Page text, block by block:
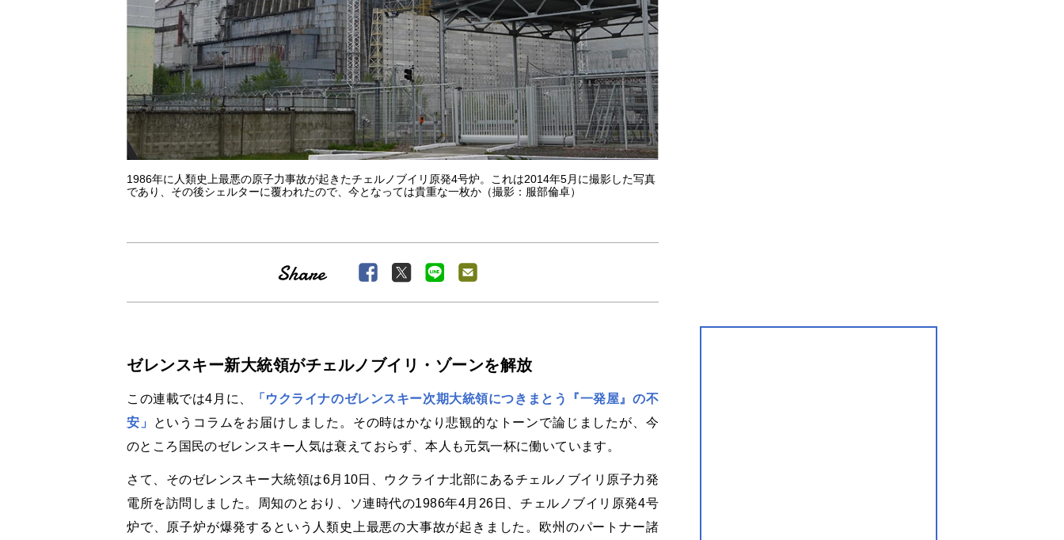
1986年に人類史上最悪の原子力事故が起きたチェルノブイリ原発4号炉。これは2014年5月に撮影した写真
であり、その後シェルターに覆われたので、今となっては貴重な一枚か（撮影：服部倫卓）
ゼレンスキー新大統領がチェルノブイリ・ゾーンを解放
この連載では4月に、
「ウクライナのゼレンスキー次期大統領につきまとう『一発屋』の不
安」
というコラムをお届けしました。その時はかなり悲観的なトーンで論じましたが、今
のところ国民のゼレンスキー人気は衰えておらず、本人も元気一杯に働いています。
さて、そのゼレンスキー大統領は6月10日、ウクライナ北部にあるチェルノブイリ原子力発
電所を訪問しました。周知のとおり、ソ連時代の1986年4月26日、チェルノブイリ原発4号
炉で、原子炉が爆発するという人類史上最悪の大事故が起きました。欧州のパートナー諸